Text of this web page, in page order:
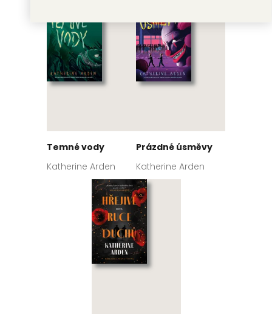
Temné vody
Katherine Arden
Prázdné úsměvy
Katherine Arden